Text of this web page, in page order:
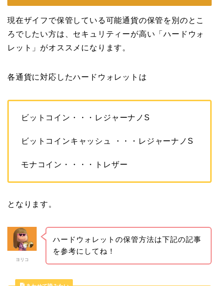
現在ザイフで保管している可能通貨の保管を別のとこ
ろでしたい方は、セキュリティーが高い「ハードウォ
レット」がオススメになります。
各通貨に対応したハードウォレットは
ビットコイン・・・レジャーナノS
ビットコインキャッシュ ・・・レジャーナノS
モナコイン・・・・トレザー
となります。
ヨリコ
ハードウォレットの保管方法は下記の記事
を参考にしてね！